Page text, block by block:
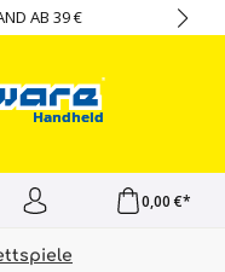
AB 39 €
0,00 €*